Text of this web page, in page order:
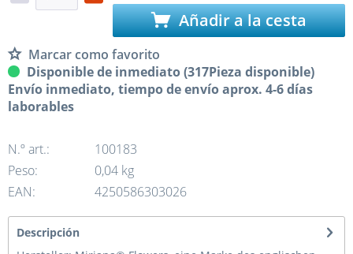
Añadir a la cesta
Marcar como favorito
Disponible de inmediato (317Pieza disponible)
Envío inmediato, tiempo de envío aprox. 4-6 días
laborables
N.º art.:
100183
Peso:
0,04 kg
EAN:
4250586303026
Descripción